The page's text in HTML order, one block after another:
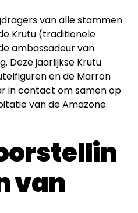
van alle stammen
Krutu (traditionele
ambassadeur van
Deze jaarlijkse Krutu
en de Marron
in contact om samen op
van de Amazone.
van